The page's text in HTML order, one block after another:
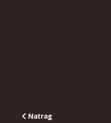
Natrag